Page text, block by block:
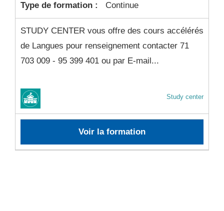
Type de formation :
Continue
STUDY CENTER vous offre des cours accélérés
de Langues pour renseignement contacter 71
703 009 - 95 399 401 ou par E-mail...
Study center
Voir la formation